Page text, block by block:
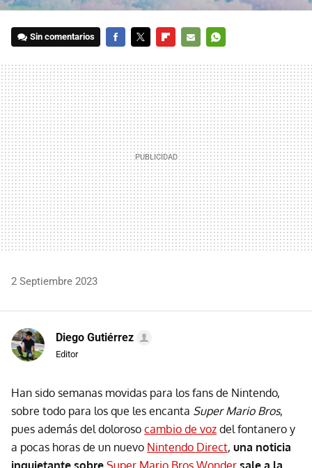
Sin comentarios
MAIL
2 Septiembre 2023
Diego Gutiérrez
Editor
Han sido semanas movidas para los fans de Nintendo,
sobre todo para los que les encanta Super Mario Bros,
pues además del doloroso cambio de voz del fontanero y
a pocas horas de un nuevo Nintendo Direct, una noticia